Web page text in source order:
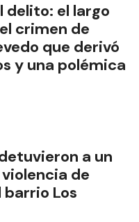
delito: el largo
crimen de
que derivó
y una polémica
a un
de
barrio Los